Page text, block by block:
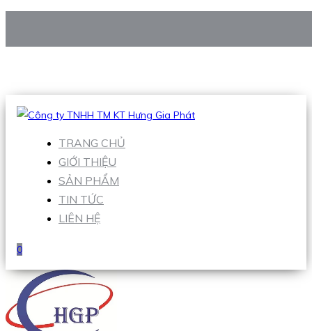
Hotline:0938 906 663
TRANG CHỦ
GIỚI THIỆU
SẢN PHẨM
TIN TỨC
LIÊN HỆ
0